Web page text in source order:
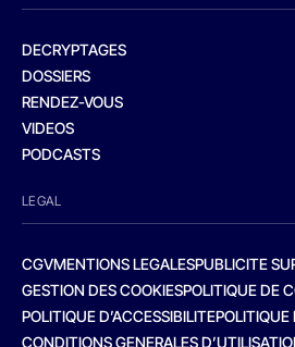
DECRYPTAGES
DOSSIERS
RENDEZ-VOUS
VIDEOS
PODCASTS
LEGAL
CGVMENTIONS LEGALESPUBLICITE
GESTION DES COOKIESPOLITIQUE DE
POLITIQUE D’ACCESSIBILITEPOLITIQUE
CONDITIONS GENERALES